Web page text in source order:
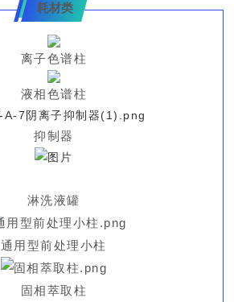
耗材类
离子色谱柱
液相色谱柱
抑制器
淋洗液罐
通用型前处理小柱
固相萃取柱